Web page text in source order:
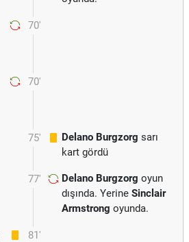
70'
70'
75' Delano Burgzorg sarı
kart gördü
77' Delano Burgzorg oyun
dışında. Yerine Sinclair
Armstrong oyunda.
81'